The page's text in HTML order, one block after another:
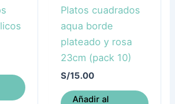
Platos cuadrados
aqua borde
plateado y rosa
23cm (pack 10)
S/15.00
Añadir al